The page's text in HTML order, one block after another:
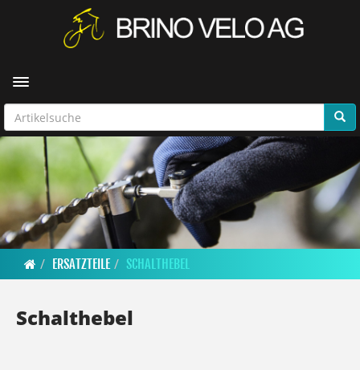
Toggle navigation
ERSATZTEILE SCHALTHEBEL
Schalthebel